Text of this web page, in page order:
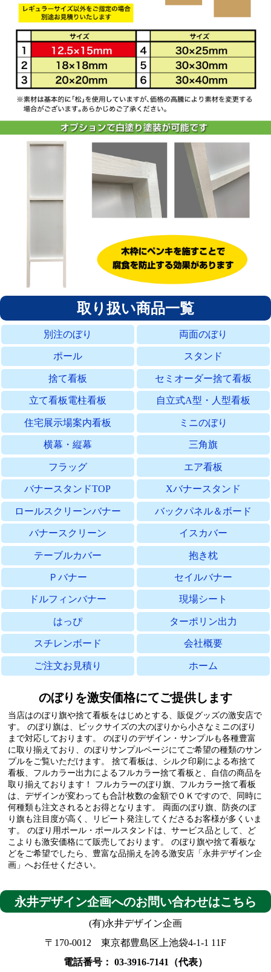
取り扱い商品一覧
別注のぼり 両面のぼり
ポール スタンド
捨て看板 セミオーダー捨て看板
立て看板電柱看板 自立式A型・人型看板
住宅展示場案内看板 ミニのぼり
横幕・縦幕 三角旗
フラッグ エア看板
バナースタンドTOP Xバナースタンド
ロールスクリーンバナー バックパネル＆ボード
バナースクリーン イスカバー
テーブルカバー 抱き枕
Ｐバナー セイルバナー
ドルフィンバナー 現場シート
はっぴ ターポリン出力
スチレンボード 会社概要
ご注文お見積り ホーム
のぼりを激安価格にてご提供します
当店はのぼり旗や捨て看板をはじめとする、販促グッズの激安店で
す。
のぼり旗は、ビックサイズの大のぼりから小さなミニのぼり
まで対応しております。
のぼりのデザイン・サンプルも各種豊富
に取り揃えており、のぼりサンプルページにてご希望の種類のサン
プルをご覧いただけます。
捨て看板は、シルク印刷による布捨て
看板、フルカラー出力によるフルカラー捨て看板と、自信の商品を
取り揃えております！
フルカラーのぼり旗、フルカラー捨て看板
は、デザインが変わっても合計枚数の金額でＯＫですので、同時に
何種類も注文されるとお得となります。
両面のぼり旗、防炎のぼ
り旗も注目度が高く、リピート発注してくださるお客様が多くいま
す。
のぼり用ポール・ポールスタンドは、サービス品として、ど
こよりも激安価格にて販売しております。
のぼり旗や捨て看板な
どをご希望でしたら、豊富な品揃えを誇る激安店「永井デザイン企
画」へお任せください。
永井デザイン企画へのお問い合わせはこちら
(有)永井デザイン企画
〒170-0012 東京都豊島区上池袋4-1-1 11F
電話番号： 03-3916-7141（代表）